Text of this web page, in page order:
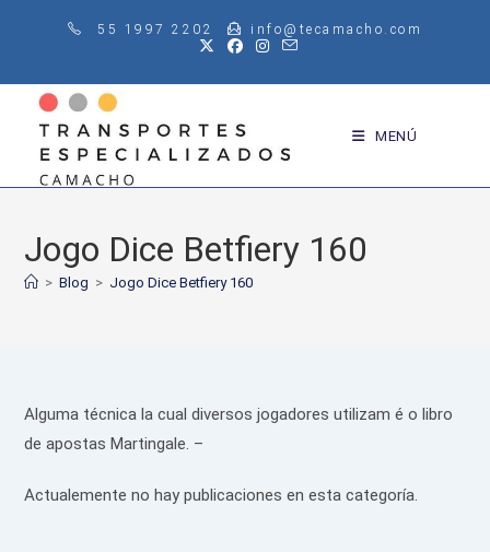
55 1997 2202 info@tecamacho.com
MENÚ
Jogo Dice Betfiery 160
> Blog > Jogo Dice Betfiery 160
Alguma técnica la cual diversos jogadores utilizam é o libro
de apostas Martingale. –
Actualemente no hay publicaciones en esta categoría.